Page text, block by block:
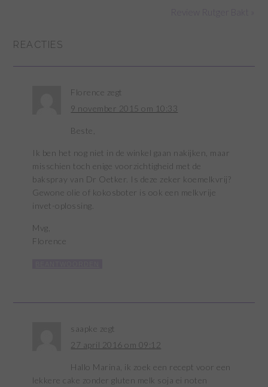
Review Rutger Bakt »
REACTIES
Florence zegt
9 november 2015 om 10:33
Beste,
Ik ben het nog niet in de winkel gaan nakijken, maar
misschien toch enige voorzichtigheid met de
bakspray van Dr Oetker. Is deze zeker koemelkvrij?
Gewone olie of kokosboter is ook een melkvrije
invet-oplossing.
Mvg,
Florence
saapke zegt
27 april 2016 om 09:12
Hallo Marina, ik zoek een recept voor een
lekkere cake zonder gluten melk soja ei noten